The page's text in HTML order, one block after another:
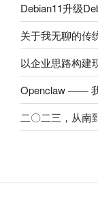
Debian11升级
关于我无聊的传
以企业思路构建
Openclaw ——
二〇二三，从南